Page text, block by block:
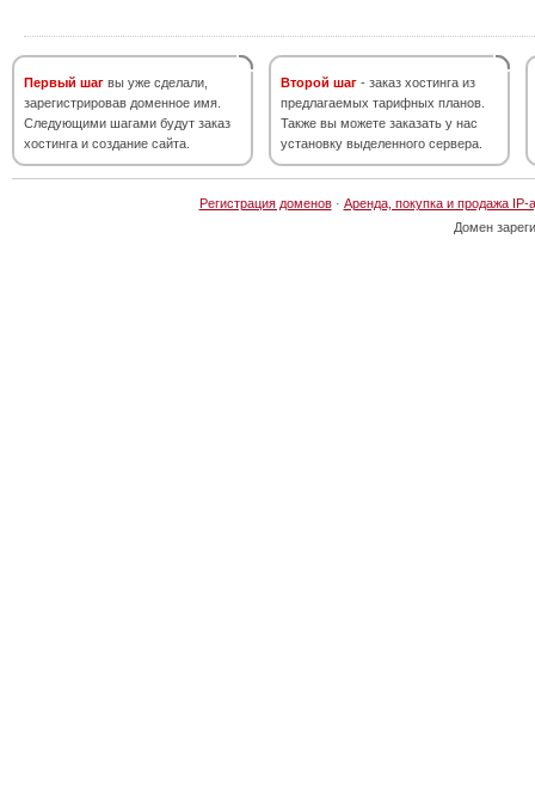
Первый шаг вы уже сделали,
зарегистрировав доменное имя.
Следующими шагами будут заказ
хостинга и создание сайта.
Второй шаг - заказ хостинга из
предлагаемых тарифных планов.
Также вы можете заказать у нас
установку выделенного сервера.
Регистрация доменов· Аренда, покупка и продажа IP-
Домен